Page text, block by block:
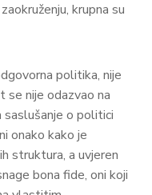
krupna su
politika, nije
se nije odazvao na
saslušanje o politici
onako kako je
struktura, a uvjeren
bona fide, oni koji